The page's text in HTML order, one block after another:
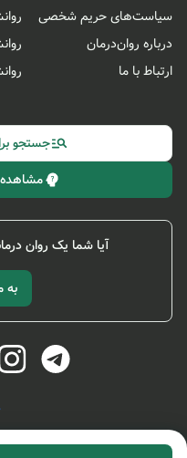
سیاست‌های حریم شخصی
درباره روان‌درمان
ارتباط با ما
جستجو
آیا شما یک روان
به